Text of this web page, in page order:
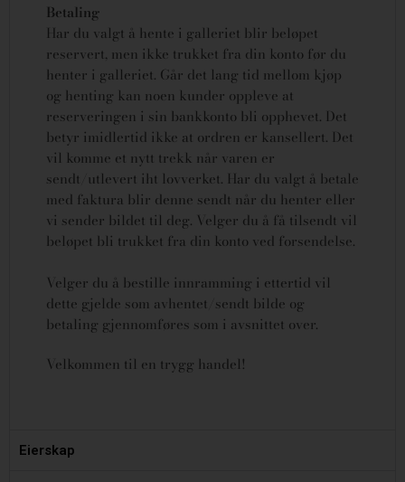
Betaling
Har du valgt å hente i galleriet blir beløpet
reservert, men ikke trukket fra din konto før du
henter i galleriet. Går det lang tid mellom kjøp
og henting kan noen kunder oppleve at
reserveringen i sin bankkonto bli opphevet. Det
betyr imidlertid ikke at ordren er kansellert. Det
vil komme et nytt trekk når varen er
sendt/utlevert iht lovverket. Har du valgt å betale
med faktura blir denne sendt når du henter eller
vi sender bildet til deg. Velger du å få tilsendt vil
beløpet bli trukket fra din konto ved forsendelse.
Velger du å bestille innramming i ettertid vil
dette gjelde som avhentet/sendt bilde og
betaling gjennomføres som i avsnittet over.
Velkommen til en trygg handel!
Eierskap